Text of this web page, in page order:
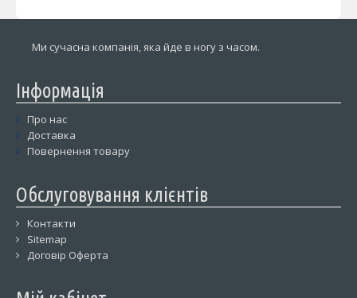
Ми сучасна компанія, яка йде в ногу з часом.
Інформація
Про нас
Доставка
Повернення товару
Обслуговування клієнтів
Контакти
Sitemap
Договір Оферта